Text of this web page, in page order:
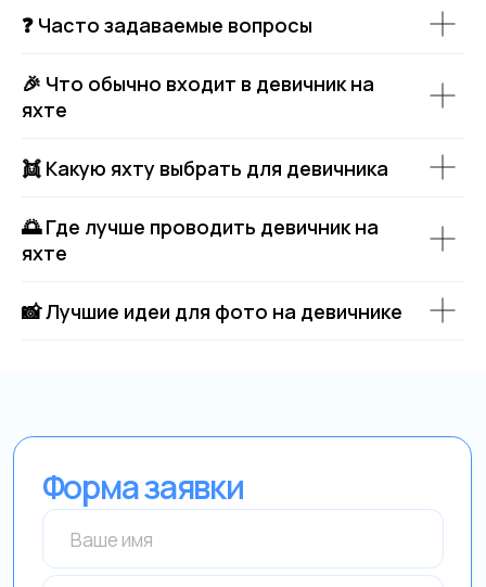
❓ Часто задаваемые вопросы
🎉 Что обычно входит в девичник на
яхте
👯 Какую яхту выбрать для девичника
🌅 Где лучше проводить девичник на
яхте
📸 Лучшие идеи для фото на девичнике